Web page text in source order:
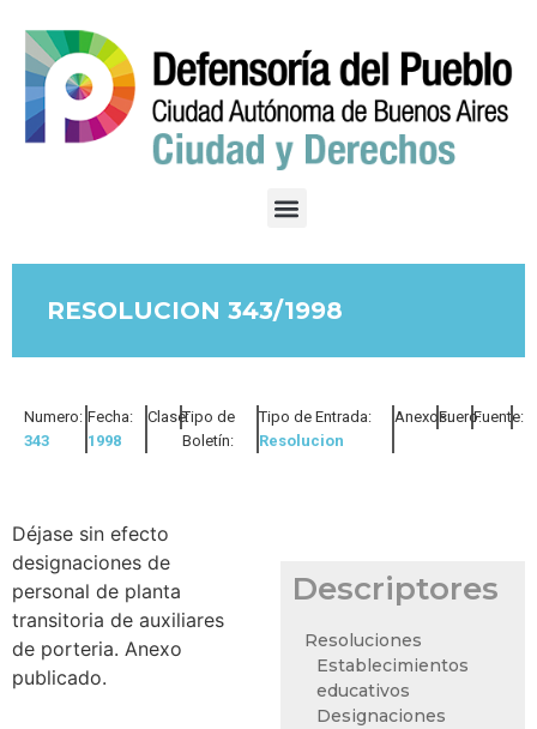
RESOLUCION 343/1998
Numero:
343
Fecha:
1998
Clase:Tipo de
Boletín:
Tipo de Entrada:
Resolucion
Anexos:Fuero:Fuente:
Déjase sin efecto
designaciones de
personal de planta
transitoria de auxiliares
de porteria. Anexo
publicado.
Descriptores
Resoluciones
Establecimientos
educativos
Designaciones